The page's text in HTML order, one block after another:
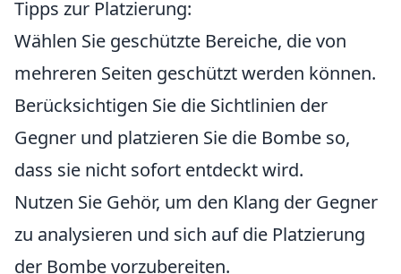
Tipps zur Platzierung:
Wählen Sie geschützte Bereiche, die von
mehreren Seiten geschützt werden können.
Berücksichtigen Sie die Sichtlinien der
Gegner und platzieren Sie die Bombe so,
dass sie nicht sofort entdeckt wird.
Nutzen Sie Gehör, um den Klang der Gegner
zu analysieren und sich auf die Platzierung
der Bombe vorzubereiten.